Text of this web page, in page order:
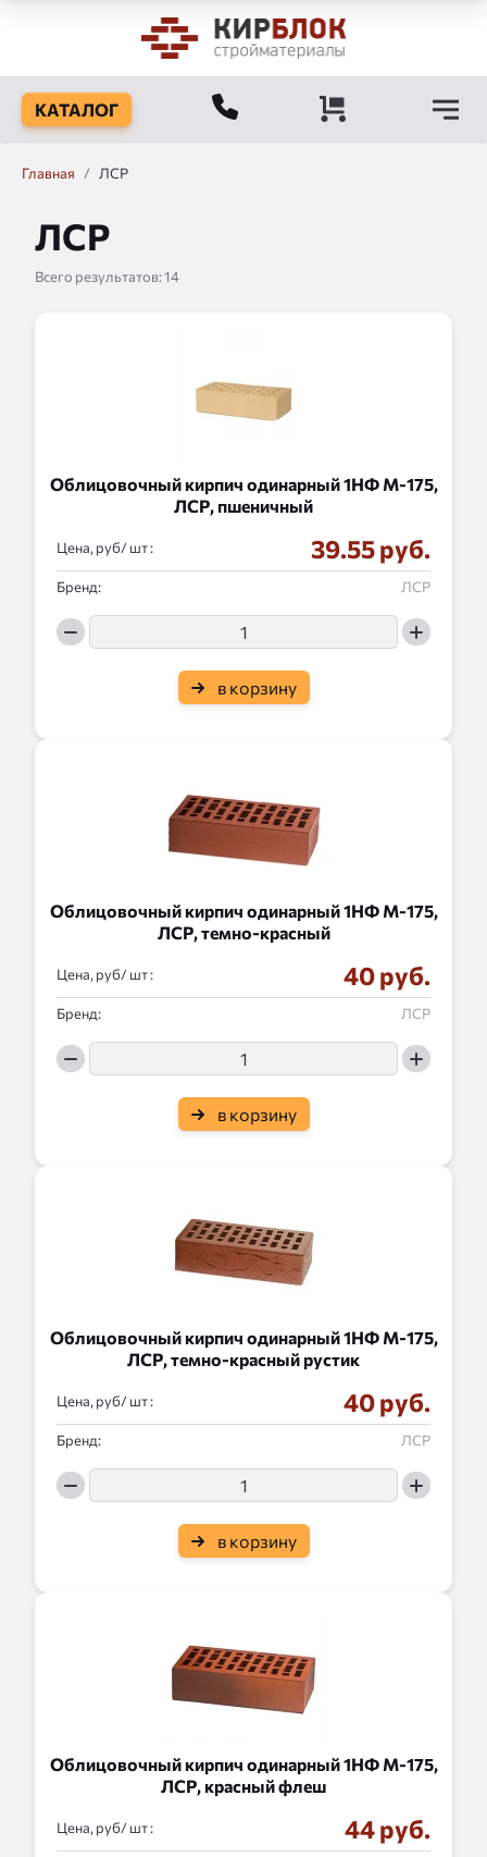
КАТАЛОГ
Главная / ЛСР
ЛСР
Всего результатов:14
Облицовочный кирпич одинарный 1НФ М-175,
ЛСР, пшеничный
Цена, руб/ : 39.55 руб.
Бренд: ЛСР
в корзину
Облицовочный кирпич одинарный 1НФ М-175,
ЛСР, темно-красный
Цена, руб/ : 40 руб.
Бренд: ЛСР
в корзину
Облицовочный кирпич одинарный 1НФ М-175,
ЛСР, темно-красный рустик
Цена, руб/ : 40 руб.
Бренд: ЛСР
в корзину
Облицовочный кирпич одинарный 1НФ М-175,
ЛСР, красный флеш
Цена, руб/ : 44 руб.